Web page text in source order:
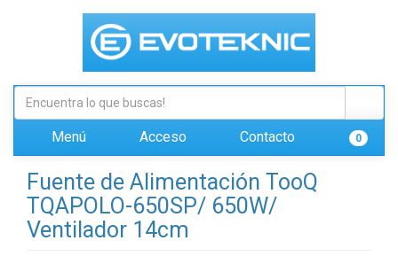
Menú Acceso Contacto 0
Fuente de Alimentación TooQ
TQAPOLO-650SP/ 650W/
Ventilador 14cm